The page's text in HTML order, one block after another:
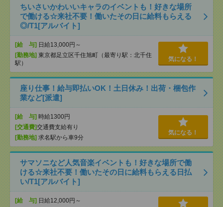
ちいさいかわいいキャラのイベントも！好きな場所
で働ける☆来社不要！働いたその日に給料もらえる
◎/T1[アルバイト]
[給 与] 日給13,000円～
[勤務地] 東京都足立区千住旭町（最寄り駅：北千住
駅）
気になる！
座り仕事！給与即払いOK！土日休み！出荷・梱包作
業など[派遣]
[給 与] 時給1300円
[交通費]交通費支給有り
[勤務地] 求名駅から車9分
気になる！
サマソニなど人気音楽イベントも！好きな場所で働
ける☆来社不要！働いたその日に給料もらえる日払
い/T1[アルバイト]
[給 与] 日給12,000円～